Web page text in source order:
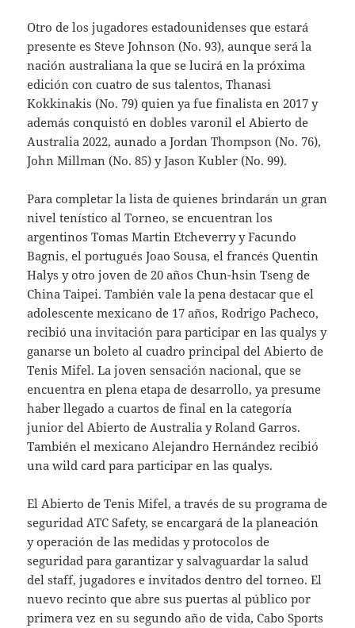
Otro de los jugadores estadounidenses que estará
presente es Steve Johnson (No. 93), aunque será la
nación australiana la que se lucirá en la próxima
edición con cuatro de sus talentos, Thanasi
Kokkinakis (No. 79) quien ya fue finalista en 2017 y
además conquistó en dobles varonil el Abierto de
Australia 2022, aunado a Jordan Thompson (No. 76),
John Millman (No. 85) y Jason Kubler (No. 99).
Para completar la lista de quienes brindarán un gran
nivel tenístico al Torneo, se encuentran los
argentinos Tomas Martin Etcheverry y Facundo
Bagnis, el portugués Joao Sousa, el francés Quentin
Halys y otro joven de 20 años Chun-hsin Tseng de
China Taipei. También vale la pena destacar que el
adolescente mexicano de 17 años, Rodrigo Pacheco,
recibió una invitación para participar en las qualys y
ganarse un boleto al cuadro principal del Abierto de
Tenis Mifel. La joven sensación nacional, que se
encuentra en plena etapa de desarrollo, ya presume
haber llegado a cuartos de final en la categoría
junior del Abierto de Australia y Roland Garros.
También el mexicano Alejandro Hernández recibió
una wild card para participar en las qualys.
El Abierto de Tenis Mifel, a través de su programa de
seguridad ATC Safety, se encargará de la planeación
y operación de las medidas y protocolos de
seguridad para garantizar y salvaguardar la salud
del staff, jugadores e invitados dentro del torneo. El
nuevo recinto que abre sus puertas al público por
primera vez en su segundo año de vida, Cabo Sports